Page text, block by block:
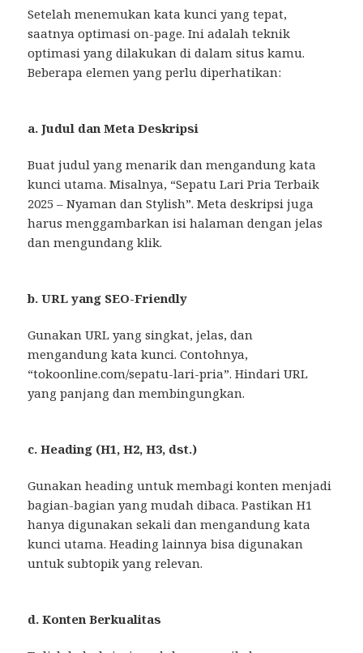
Setelah menemukan kata kunci yang tepat,
saatnya optimasi on-page. Ini adalah teknik
optimasi yang dilakukan di dalam situs kamu.
Beberapa elemen yang perlu diperhatikan:
a. Judul dan Meta Deskripsi
Buat judul yang menarik dan mengandung kata
kunci utama. Misalnya, “Sepatu Lari Pria Terbaik
2025 – Nyaman dan Stylish”. Meta deskripsi juga
harus menggambarkan isi halaman dengan jelas
dan mengundang klik.
b. URL yang SEO-Friendly
Gunakan URL yang singkat, jelas, dan
mengandung kata kunci. Contohnya,
“tokoonline.com/sepatu-lari-pria”. Hindari URL
yang panjang dan membingungkan.
c. Heading (H1, H2, H3, dst.)
Gunakan heading untuk membagi konten menjadi
bagian-bagian yang mudah dibaca. Pastikan H1
hanya digunakan sekali dan mengandung kata
kunci utama. Heading lainnya bisa digunakan
untuk subtopik yang relevan.
d. Konten Berkualitas